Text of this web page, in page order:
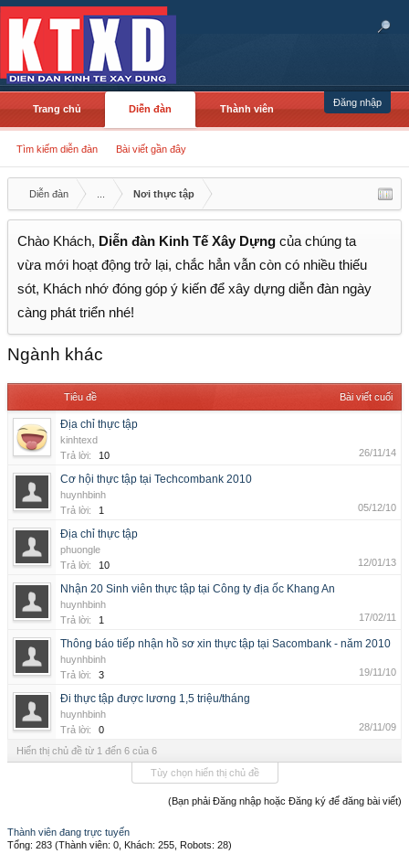
Đăng nhập
Trang chủ Diễn đàn
Tìm kiếm diễn đàn Bài viết gần đây
Thành viên
Diễn đàn Nơi thực tập
Chào Khách, Diễn đàn Kinh Tế Xây Dựng của chúng ta
vừa mới hoạt động trở lại, chắc hẳn vẫn còn có nhiều thiếu
sót, Khách nhớ đóng góp ý kiến để xây dựng diễn đàn ngày
càng phát triển nhé!
Ngành khác
Tiêu đề Bài viết cuối
Địa chỉ thực tập
kinhtexd
Trả lời:
10 26/11/14
Cơ hội thực tập tại Techcombank 2010
huynhbinh
Trả lời:
1 05/12/10
Địa chỉ thực tập
phuongle
Trả lời:
10 12/01/13
Nhận 20 Sinh viên thực tập tại Công ty địa ốc Khang An
huynhbinh
Trả lời:
1 17/02/11
Thông báo tiếp nhận hồ sơ xin thực tập tại Sacombank - năm 2010
huynhbinh
Trả lời:
3 19/11/10
Đi thực tập được lương 1,5 triệu/tháng
huynhbinh
Trả lời:
0 28/11/09
Hiển thị chủ đề từ 1 đến 6 của 6
Tùy chọn hiển thị chủ đề
(Bạn phải Đăng nhập hoặc Đăng ký để đăng bài viết)
Thành viên đang trực tuyến
Tổng: 283 (Thành viên: 0, Khách: 255, Robots: 28)